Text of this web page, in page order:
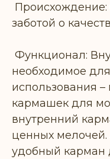
Происхождение:
заботой о
Функционал:
необходимое
использования
кармашек для
внутренний
ценных
удобный карман